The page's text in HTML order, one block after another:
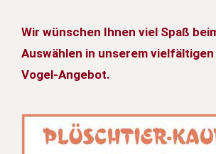
Wir wünschen Ihnen viel Spaß
Auswählen in unserem
Vogel-Angebot.